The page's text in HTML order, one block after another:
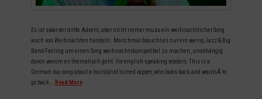
Es ist zwar der dritte Advent, aber nicht immer muss ein weihnachtlicher Song
auch von Weihnachten handeln. Manchmal braucht es nur ein wenig Jazz & Big
Band-Feeling um einen Song weihnachtskompatibel zu machen, unabhängig
davon worum es thematisch geht. For english-speaking readers: This is a
German rap song about a hairstylist turned rapper, who looks back and wantsÂ to
go back …
Read More